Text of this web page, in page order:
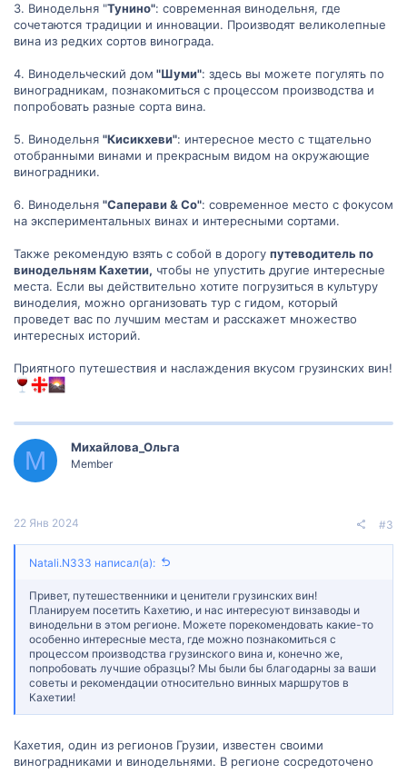
3. Винодельня "Тунино": современная винодельня, где
сочетаются традиции и инновации. Производят великолепные
вина из редких сортов винограда.
4. Винодельческий дом "Шуми": здесь вы можете погулять по
виноградникам, познакомиться с процессом производства и
попробовать разные сорта вина.
5. Винодельня "Кисикхеви": интересное место с тщательно
отобранными винами и прекрасным видом на окружающие
виноградники.
6. Винодельня "Саперави & Co": современное место с фокусом
на экспериментальных винах и интересными сортами.
Также рекомендую взять с собой в дорогу путеводитель по
винодельням Кахетии, чтобы не упустить другие интересные
места. Если вы действительно хотите погрузиться в культуру
виноделия, можно организовать тур с гидом, который
проведет вас по лучшим местам и расскажет множество
интересных историй.
Приятного путешествия и наслаждения вкусом грузинских вин!
М Михайлова_Ольга
Member
22 Янв 2024 #3
Natali.N333 написал(а):
Привет, путешественники и ценители грузинских вин!
Планируем посетить Кахетию, и нас интересуют винзаводы и
винодельни в этом регионе. Можете порекомендовать какие-то
особенно интересные места, где можно познакомиться с
процессом производства грузинского вина и, конечно же,
попробовать лучшие образцы? Мы были бы благодарны за ваши
советы и рекомендации относительно винных маршрутов в
Кахетии!
Кахетия, один из регионов Грузии, известен своими
виноградниками и винодельнями. В регионе сосредоточено